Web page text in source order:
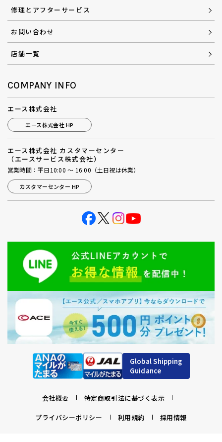
修理とアフターサービス
お問い合わせ
店舗一覧
COMPANY INFO
エース株式会社
エース株式会社 HP
エース株式会社 カスタマーセンター
（エースサービス株式会社）
営業時間：平日10:00 ～ 16:00（土日祝は休業）
カスタマーセンター HP
Global Shipping
Guidance
会社概要 特定商取引法に基づく表示
プライバシーポリシー 利用規約 採用情報